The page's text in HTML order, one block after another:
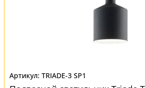
TRIADE-3 SP1